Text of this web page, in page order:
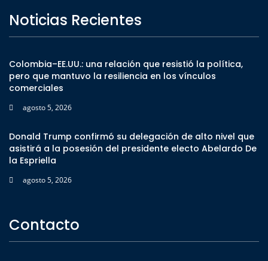
Noticias Recientes
Colombia–EE.UU.: una relación que resistió la política,
pero que mantuvo la resiliencia en los vínculos
comerciales
agosto 5, 2026
Donald Trump confirmó su delegación de alto nivel que
asistirá a la posesión del presidente electo Abelardo De
la Espriella
agosto 5, 2026
Contacto